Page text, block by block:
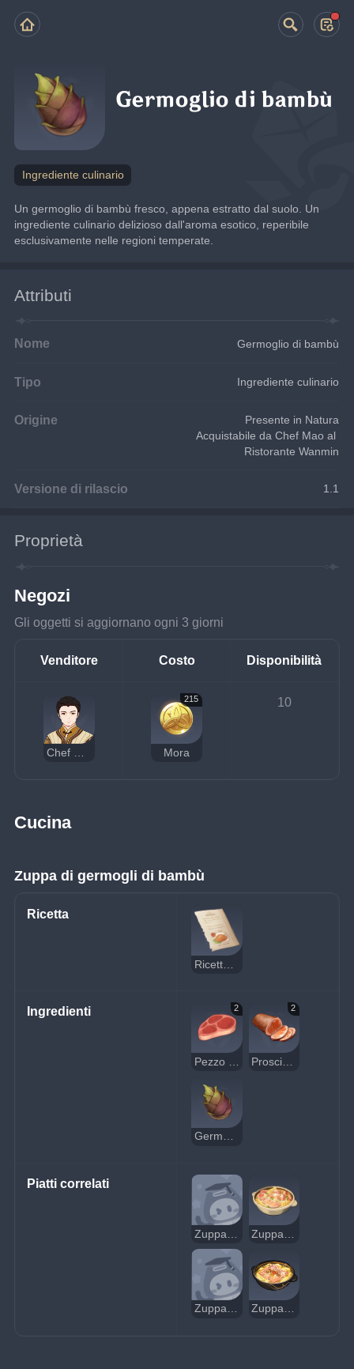
Germoglio di bambù
Ingrediente culinario
Un germoglio di bambù fresco, appena estratto dal suolo. Un
ingrediente culinario delizioso dall'aroma esotico, reperibile
esclusivamente nelle regioni temperate.
Attributi
Nome Germoglio di bambù
Tipo Ingrediente culinario
Origine
Presente in Natura
Acquistabile da Chef Mao al
Ristorante Wanmin
Versione di rilascio 1.1
Proprietà
Negozi
Gli oggetti si aggiornano ogni 3 giorni
Venditore Costo Disponibilità
215
Mora
10
Cucina
Zuppa di germogli di bambù
Ricetta
Ricetta: zuppa di germogli di bambù
Ingredienti 2 2
Germoglio di bambù
Piatti correlati
Zuppa di germogli di bambù deliziosa Zuppa di germogli di bambù cotti a fuoco lento